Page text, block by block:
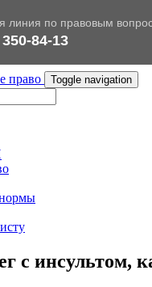
Toggle navigation
с инсультом,